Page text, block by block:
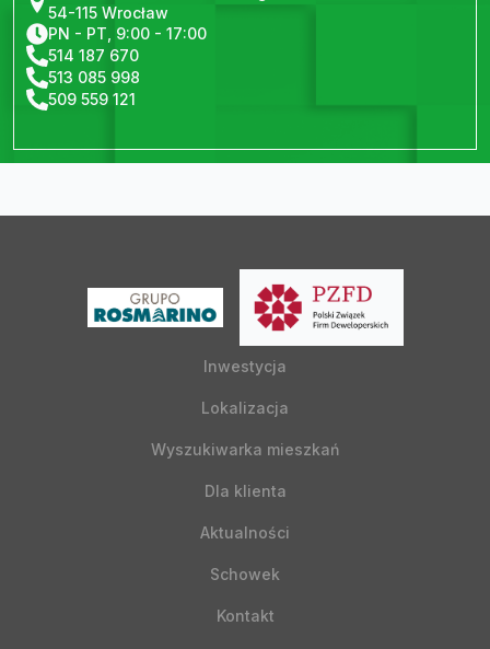
54-115 Wrocław
PN - PT, 9:00 - 17:00
514 187 670
513 085 998
509 559 121
Inwestycja
Lokalizacja
Wyszukiwarka mieszkań
Dla klienta
Aktualności
Schowek
Kontakt